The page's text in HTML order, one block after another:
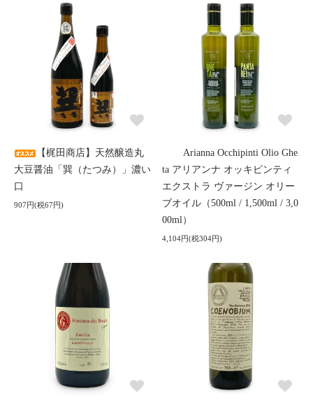
【梶田商店】天然醸造丸
大豆醤油「巽（たつみ）」濃い
口
907円(税67円)
Arianna Occhipinti Olio Ghe
ta アリアンナ オッキピンティ
エクストラ ヴァージン オリー
ブオイル（500ml / 1,500ml / 3,0
00ml）
4,104円(税304円)